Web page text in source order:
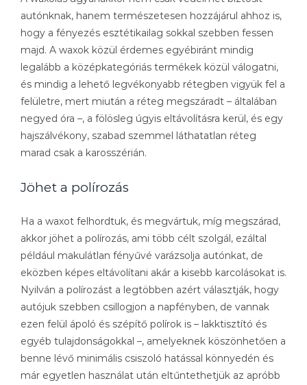
autónknak, hanem természetesen hozzájárul ahhoz is,
hogy a fényezés esztétikailag sokkal szebben fessen
majd. A waxok közül érdemes egyébiránt mindig
legalább a középkategóriás termékek közül válogatni,
és mindig a lehető legvékonyabb rétegben vigyük fel a
felületre, mert miután a réteg megszáradt – általában
negyed óra –, a fölösleg úgyis eltávolításra kerül, és egy
hajszálvékony, szabad szemmel láthatatlan réteg
marad csak a karosszérián.
Jöhet a polírozás
Ha a waxot felhordtuk, és megvártuk, míg megszárad,
akkor jöhet a polírozás, ami több célt szolgál, ezáltal
például makulátlan fényűvé varázsolja autónkat, de
eközben képes eltávolítani akár a kisebb karcolásokat is.
Nyilván a polírozást a legtöbben azért választják, hogy
autójuk szebben csillogjon a napfényben, de vannak
ezen felül ápoló és szépítő polírok is – lakktisztító és
egyéb tulajdonságokkal –, amelyeknek köszönhetően a
benne lévő minimális csiszoló hatással könnyedén és
már egyetlen használat után eltűntethetjük az apróbb